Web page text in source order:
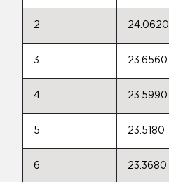
2 24.0620
3 23.6560
4 23.5990
5 23.5180
6 23.3680